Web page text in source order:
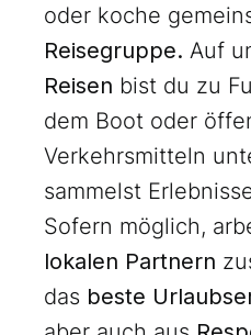
oder koche
Reisegruppe. Auf
Reisen bist du zu
dem Boot oder
Verkehrsmitteln
sammelst
Sofern möglich,
lokalen Partnern
das beste